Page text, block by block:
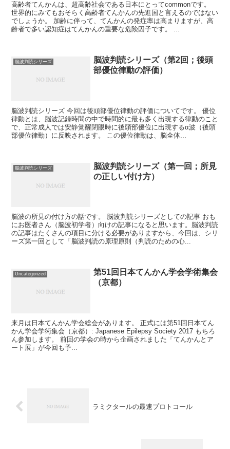
高齢者てんかんは、超高齢社会である日本にとってcommonです。
世界的にみてもおそらく高齢者てんかんの先進国と言えるのではない
でしょうか。 加齢に伴って、てんかんの発症率は高まりますが、高
齢者で多い認知症はてんかんの重要な危険因子です。 ...
脳波判読シリーズ
脳波判読シリーズ（第2回；後頭
部優位律動の評価）
脳波判読シリーズ 今回は後頭部優位律動の評価についてです。 優位
律動とは、脳波記録時間の中で時間的に最も多く出現する律動のこと
で、正常成人では安静覚醒閉眼時に後頭部優位に出現するα波（後頭
部優位律動）に反映されます。 この優位律動は、脳全体...
脳波判読シリーズ
脳波判読シリーズ（第一回；所見
の正しい付け方）
脳波の所見の付け方の話です。 脳波判読シリーズとしての記事 おも
にお医者さん（脳波初学者）向けの記事になると思います。脳波判読
の記事はたくさんの項目に分ける必要がありますから、今回は、シリ
ーズ第一回として「脳波判読の原理原則（判読のための心...
Uncategorized
第51回日本てんかん学会学術集会
（京都）
来月は日本てんかん学会総会があります。 正式には第51回日本てん
かん学会学術集会（京都）: Japanese Epilepsy Society 2017 もちろ
ん参加します。 前回の学会の時から企画されました「てんかんとア
ート展」が今回も予...
ラミクタールの最速プロトコール